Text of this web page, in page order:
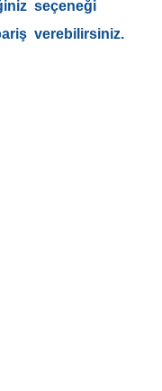
seçeneği
verebilirsiniz.